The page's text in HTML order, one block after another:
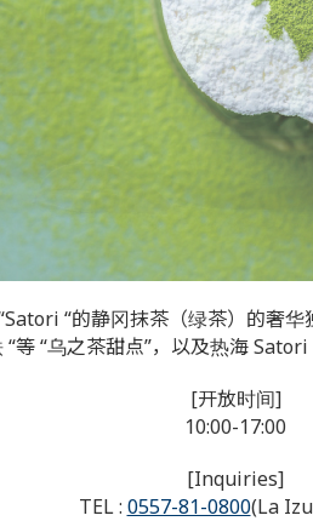
“的静冈抹茶（绿茶）的奢华
等 “乌之茶甜点”，以及热海
[开放时间]
10:00-17:00
[Inquiries]
TEL : 0557-81-0800(La